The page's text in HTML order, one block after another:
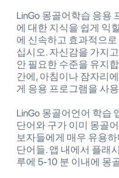
LinGo 몽골어학습 응용
에 대한 지식을 쉽게 익
에 신속하고 효과적으
십시오. 자신감을 가지
안 필요한 수준을 유지
간에, 아침이나 잠자리
게 응용 프로그램을 사
LinGo 몽골어언어 학습
단어와 구가 이미 몽골
보자들에게 매우 유용
단어들. 앱 내에서 플래
루에 5-10 분 이내에 몽